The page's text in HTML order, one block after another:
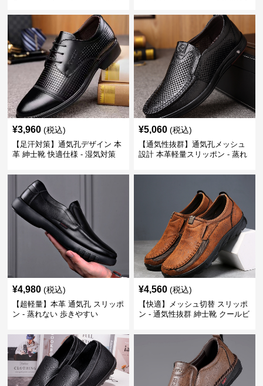
¥3,960 (税込)
【足汗対策】通気孔デザイン 本
革 紳士靴 快適仕様 - 湿気対策
¥5,060 (税込)
【通気性抜群】通気孔メッシュ
設計 本革軽量スリッポン - 蒸れ
¥4,980 (税込)
【超軽量】本革 通気孔 スリッポ
ン - 蒸れない 歩きやすい
¥4,560 (税込)
【快適】メッシュ切替 スリッポ
ン - 通気性抜群 紳士靴 クールビ